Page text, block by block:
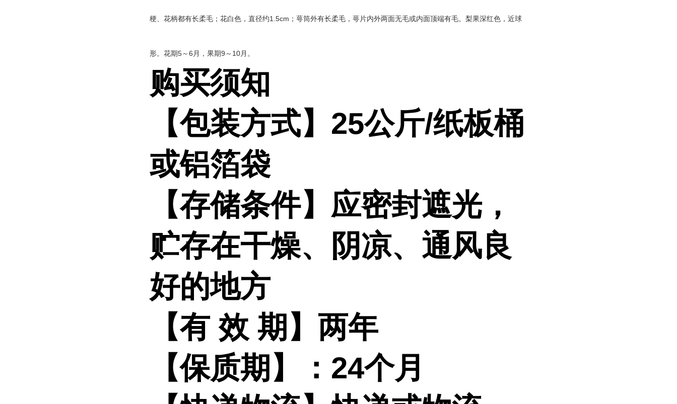
梗、花柄都有长柔毛；花白色，直径约1.5cm；萼筒外有长柔毛，萼片内外两面无毛或内面顶端有毛。梨果深红色，近球
形。花期5～6月，果期9～10月。
购买须知
【包装方式】 25公斤/纸板桶
或铝箔袋
【存储条件】应密封遮光，
贮存在干燥、阴凉、通风良
好的地方
【有 效 期】两年
【保质期】： 24个月